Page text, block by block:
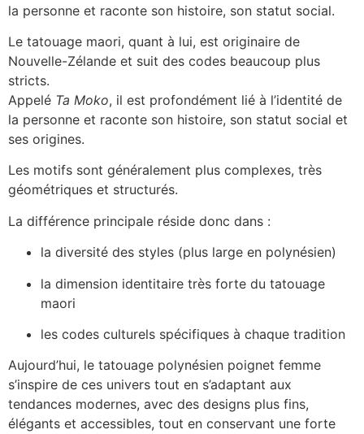
la personne et raconte son histoire, son statut social.
Le tatouage maori, quant à lui, est originaire de
Nouvelle-Zélande et suit des codes beaucoup plus
stricts.
Appelé Ta Moko, il est profondément lié à l’identité de
la personne et raconte son histoire, son statut social et
ses origines.
Les motifs sont généralement plus complexes, très
géométriques et structurés.
La différence principale réside donc dans :
la diversité des styles (plus large en polynésien)
la dimension identitaire très forte du tatouage
maori
les codes culturels spécifiques à chaque tradition
Aujourd’hui, le tatouage polynésien poignet femme
s’inspire de ces univers tout en s’adaptant aux
tendances modernes, avec des designs plus fins,
élégants et accessibles, tout en conservant une forte